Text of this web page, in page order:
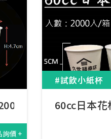
入
詢價 +
#試飲小紙杯
60cc日本